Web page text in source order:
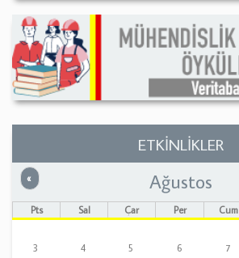
ETKİNLİKLER
« Önceki Ağustos
Pts Sal Çar Per Cum
3
4 5 6 7